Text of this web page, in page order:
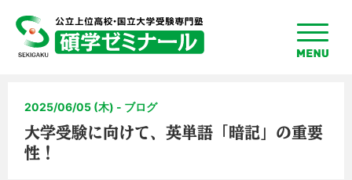
toggle
menu
2025/06/05 (木) - ブログ
大学受験に向けて、英単語「暗記」の重要
性！